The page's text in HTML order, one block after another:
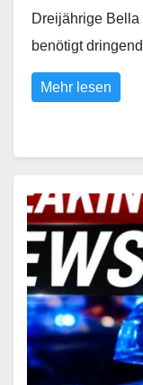
Dreijährige Bella
benötigt
Mehr lesen